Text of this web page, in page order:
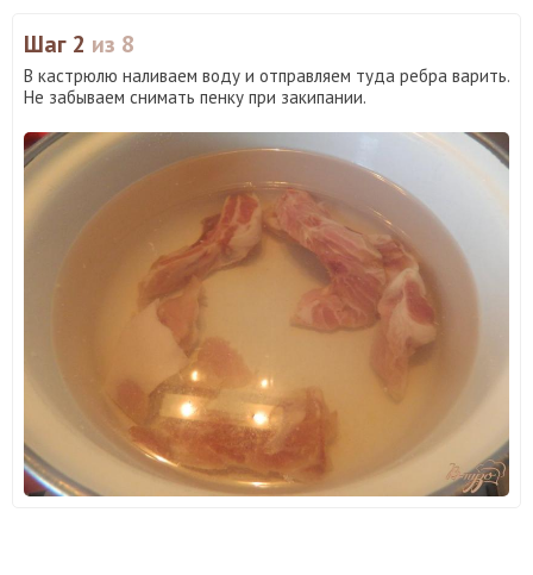
Шаг 2 из 8
В кастрюлю наливаем воду и отправляем туда ребра варить.
Не забываем снимать пенку при закипании.